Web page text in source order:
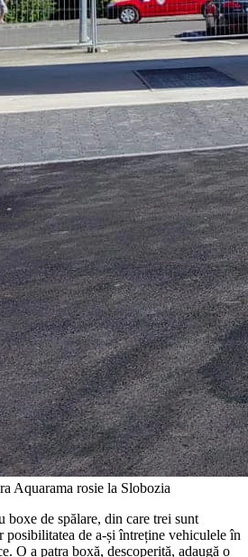
Aquarama rosie la Slobozia
boxe de spălare, din care trei sunt
de a-și întreține vehiculele în
O a patra boxă, descoperită, adaugă o